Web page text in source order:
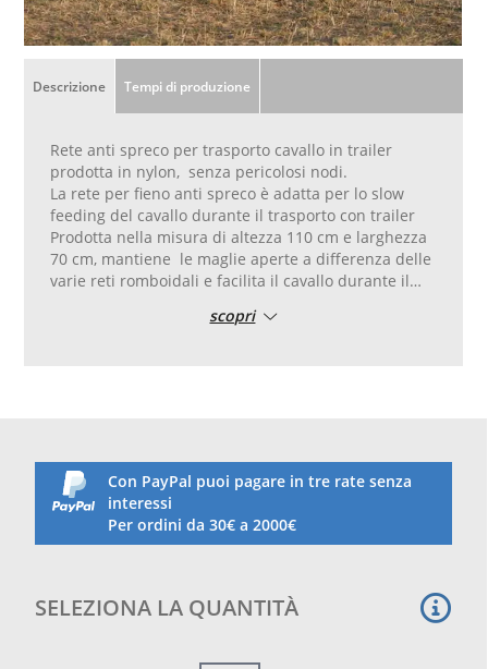
Descrizione Tempi di produzione
Rete anti spreco per trasporto cavallo in trailer
prodotta in nylon, senza pericolosi nodi.
La rete per fieno anti spreco è adatta per lo slow
feeding del cavallo durante il trasporto con trailer
Prodotta nella misura di altezza 110 cm e larghezza
70 cm, mantiene le maglie aperte a differenza delle
varie reti romboidali e facilita il cavallo durante il
scopri
Con PayPal puoi pagare in tre rate senza
interessi
Per ordini da 30€ a 2000€
SELEZIONA LA QUANTITÀ